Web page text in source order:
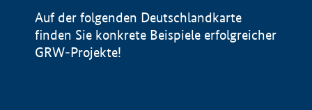
Auf der folgenden Deutschlandkarte
finden Sie konkrete Beispiele erfolgreicher
GRW-Projekte!